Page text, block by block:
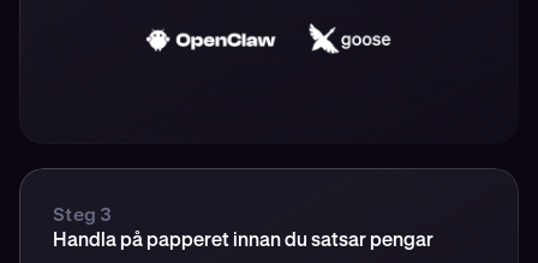
Steg 3
Handla på papperet innan du satsar pengar